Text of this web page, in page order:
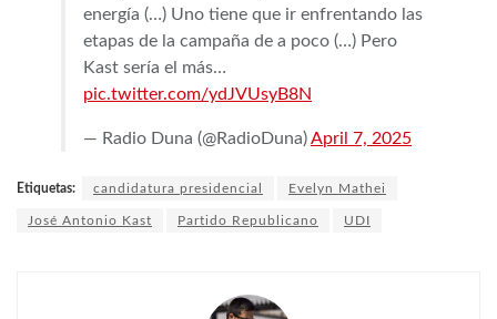
energía (…) Uno tiene que ir enfrentando las
etapas de la campaña de a poco (…) Pero
Kast sería el más…
pic.twitter.com/ydJVUsyB8N
— Radio Duna (@RadioDuna)April 7, 2025
Etiquetas: candidatura presidencial Evelyn Mathei
José Antonio Kast Partido Republicano UDI